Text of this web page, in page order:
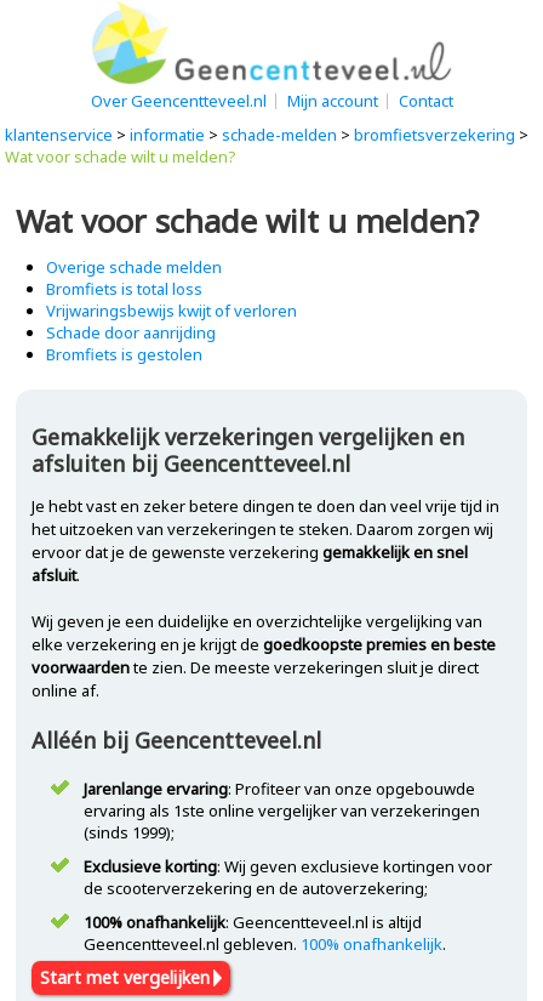
Over Geencentteveel.nl Mijn account
Contact
klantenservice >informatie >schade-melden >bromfietsverzekering >
Wat voor schade wilt u melden?
Wat voor schade wilt u melden?
Overige schade melden
Bromfiets is total loss
Vrijwaringsbewijs kwijt of verloren
Schade door aanrijding
Bromfiets is gestolen
Gemakkelijk verzekeringen vergelijken en
afsluiten bij Geencentteveel.nl
Je hebt vast en zeker betere dingen te doen dan veel vrije tijd in
het uitzoeken van verzekeringen te steken. Daarom zorgen wij
ervoor dat je de gewenste verzekering gemakkelijk en snel
afsluit.
Wij geven je een duidelijke en overzichtelijke vergelijking van
elke verzekering en je krijgt de goedkoopste premies en beste
voorwaardente zien. De meeste verzekeringen sluit je direct
online af.
Alléén bij Geencentteveel.nl
Jarenlange ervaring: Profiteer van onze opgebouwde
ervaring als 1ste online vergelijker van verzekeringen
(sinds 1999);
Exclusieve korting: Wij geven exclusieve kortingen voor
de scooterverzekering en de autoverzekering;
100% onafhankelijk: Geencentteveel.nl is altijd
Geencentteveel.nl gebleven. 100% onafhankelijk.
Start met vergelijken